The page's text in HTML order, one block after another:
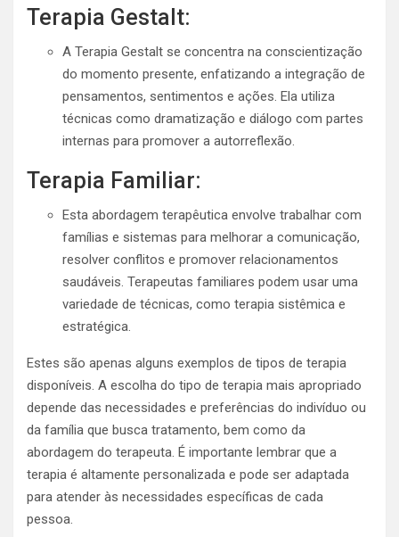
Terapia Gestalt:
A Terapia Gestalt se concentra na conscientização
do momento presente, enfatizando a integração de
pensamentos, sentimentos e ações. Ela utiliza
técnicas como dramatização e diálogo com partes
internas para promover a autorreflexão.
Terapia Familiar:
Esta abordagem terapêutica envolve trabalhar com
famílias e sistemas para melhorar a comunicação,
resolver conflitos e promover relacionamentos
saudáveis. Terapeutas familiares podem usar uma
variedade de técnicas, como terapia sistêmica e
estratégica.
Estes são apenas alguns exemplos de tipos de terapia
disponíveis. A escolha do tipo de terapia mais apropriado
depende das necessidades e preferências do indivíduo ou
da família que busca tratamento, bem como da
abordagem do terapeuta. É importante lembrar que a
terapia é altamente personalizada e pode ser adaptada
para atender às necessidades específicas de cada
pessoa.